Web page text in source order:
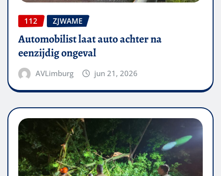
112 ZJWAME
Automobilist laat auto achter na
eenzijdig ongeval
AVLimburg jun 21, 2026